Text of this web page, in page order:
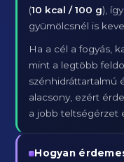
(10 kcal / 100 g),
gyümölcsnél is
Ha a cél a fogyás,
mint a legtöbb
szénhidráttartalmú
alacsony, ezért
a jobb teltségérzet
Hogyan